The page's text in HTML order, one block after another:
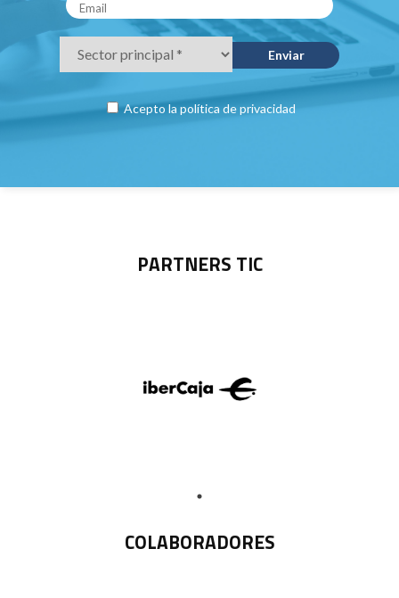
Acepto la política de privacidad
PARTNERS TIC
COLABORADORES